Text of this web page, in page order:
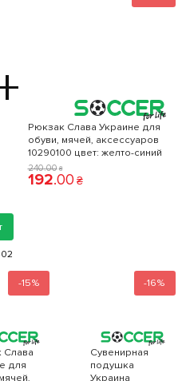
Рюкзак Слава Украине для
обуви, мячей, аксессуаров
10290100 цвет: желто-синий
240.00 ₴
192.00 ₴
-15%
Слава
для
-16%
Сувенирная
подушка
Украина